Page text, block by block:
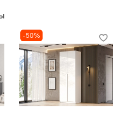
-50%